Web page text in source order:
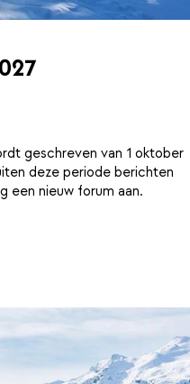
geschreven van 1 oktober
deze periode berichten
een nieuw forum aan.